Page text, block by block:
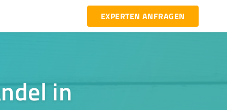
EXPERTEN ANFRAGEN
in